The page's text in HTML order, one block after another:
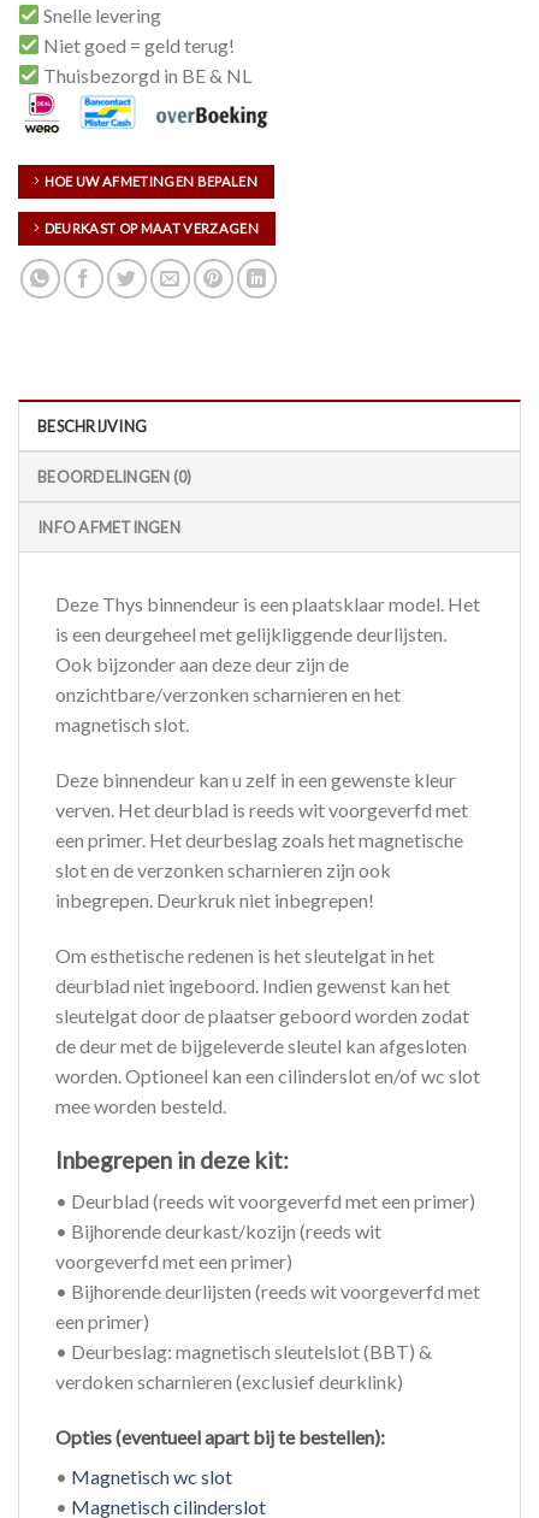
Snelle levering
Niet goed = geld terug!
Thuisbezorgd in BE & NL
HOE UW AFMETINGEN BEPALEN
DEURKAST OP MAAT VERZAGEN
BESCHRIJVING
BEOORDELINGEN (0)
INFO AFMETINGEN
Deze Thys binnendeur is een plaatsklaar model. Het
is een deurgeheel met gelijkliggende deurlijsten.
Ook bijzonder aan deze deur zijn de
onzichtbare/verzonken scharnieren en het
magnetisch slot.
Deze binnendeur kan u zelf in een gewenste kleur
verven. Het deurblad is reeds wit voorgeverfd met
een primer. Het deurbeslag zoals het magnetische
slot en de verzonken scharnieren zijn ook
inbegrepen. Deurkruk niet inbegrepen!
Om esthetische redenen is het sleutelgat in het
deurblad niet ingeboord. Indien gewenst kan het
sleutelgat door de plaatser geboord worden zodat
de deur met de bijgeleverde sleutel kan afgesloten
worden. Optioneel kan een cilinderslot en/of wc slot
mee worden besteld.
Inbegrepen in deze kit:
• Deurblad (reeds wit voorgeverfd met een primer)
• Bijhorende deurkast/kozijn (reeds wit
voorgeverfd met een primer)
• Bijhorende deurlijsten (reeds wit voorgeverfd met
een primer)
• Deurbeslag: magnetisch sleutelslot (BBT) &
verdoken scharnieren (exclusief deurklink)
Opties (eventueel apart bij te bestellen):
• Magnetisch wc slot
• Magnetisch cilinderslot